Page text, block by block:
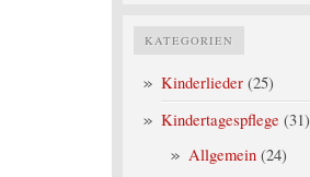
KATEGORIEN
Kinderlieder (25)
Kindertagespflege (31)
Allgemein (24)